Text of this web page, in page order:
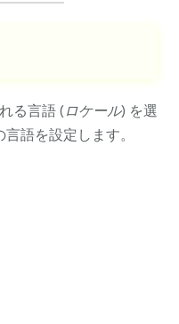
る言語 (ロケール) を選
語を設定します。